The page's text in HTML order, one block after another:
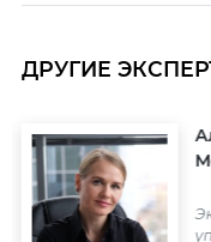
ДРУГИЕ